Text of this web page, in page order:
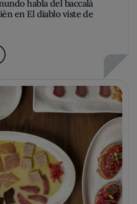
habla del baccalà
en El diablo viste de